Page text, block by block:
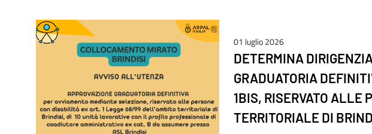
01 luglio 2026
DETERMINA
GRADUATORIA
1BIS, RISERVATO ALLE
TERRITORIALE DI